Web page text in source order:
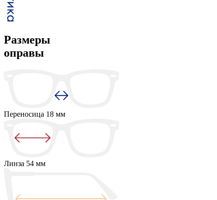
Размеры
оправы
Переносица 18 мм
Линза 54 мм